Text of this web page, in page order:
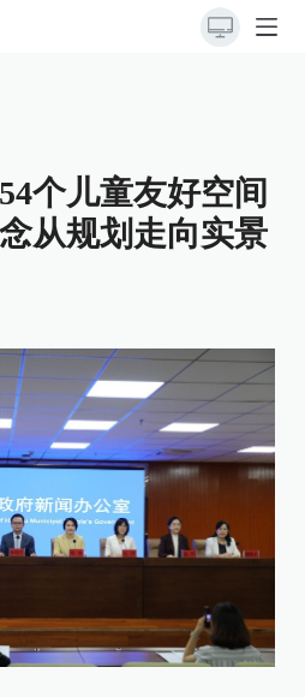
个儿童友好空间
从规划走向实景